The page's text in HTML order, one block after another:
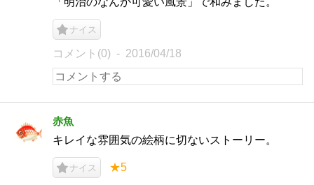
ナイス
コメント(0) 2016/04/18
赤魚
キレイな雰囲気の絵柄に切ないストーリー。
ナイス ★5